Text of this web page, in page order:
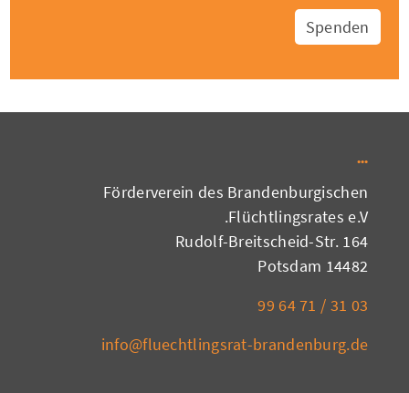
Spenden
Förderverein des Brandenburgischen
Flüchtlingsrates e.V.
Rudolf-Breitscheid-Str. 164
14482 Potsdam
03 31 / 71 64 99
info@fluechtlingsrat-brandenburg.de